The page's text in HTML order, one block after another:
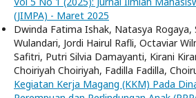
(JIMPA) - Maret 2025
Dwinda Fatima Ishak, Natasya Rogaya,
Wulandari, Jordi Hairul Rafli, Octaviar
Safitri, Putri Silvia Damayanti, Kirani
Choiriyah Choiriyah, Fadilla Fadilla,
Kegiatan Kerja Magang (KKM) Pada